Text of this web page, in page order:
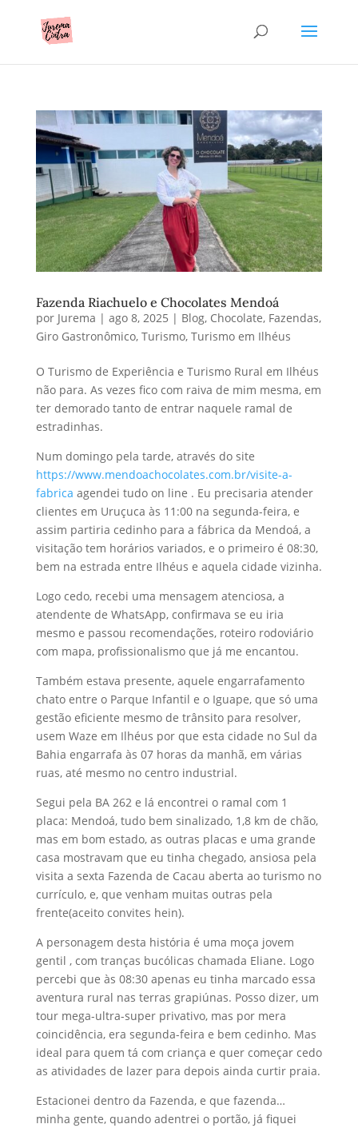
Fazenda Riachuelo e Chocolates Mendoá
por Jurema | ago 8, 2025 | Blog, Chocolate, Fazendas,
Giro Gastronômico, Turismo, Turismo em Ilhéus
O Turismo de Experiência e Turismo Rural em Ilhéus
não para. As vezes fico com raiva de mim mesma, em
ter demorado tanto de entrar naquele ramal de
estradinhas.
Num domingo pela tarde, através do site
https://www.mendoachocolates.com.br/visite-a-
fabrica agendei tudo on line . Eu precisaria atender
clientes em Uruçuca às 11:00 na segunda-feira, e
assim partiria cedinho para a fábrica da Mendoá, a
visitação tem horários variados, e o primeiro é 08:30,
bem na estrada entre Ilhéus e aquela cidade vizinha.
Logo cedo, recebi uma mensagem atenciosa, a
atendente de WhatsApp, confirmava se eu iria
mesmo e passou recomendações, roteiro rodoviário
com mapa, profissionalismo que já me encantou.
Também estava presente, aquele engarrafamento
chato entre o Parque Infantil e o Iguape, que só uma
gestão eficiente mesmo de trânsito para resolver,
usem Waze em Ilhéus por que esta cidade no Sul da
Bahia engarrafa às 07 horas da manhã, em várias
ruas, até mesmo no centro industrial.
Segui pela BA 262 e lá encontrei o ramal com 1
placa: Mendoá, tudo bem sinalizado, 1,8 km de chão,
mas em bom estado, as outras placas e uma grande
casa mostravam que eu tinha chegado, ansiosa pela
visita a sexta Fazenda de Cacau aberta ao turismo no
currículo, e, que venham muitas outras pela
frente(aceito convites hein).
A personagem desta história é uma moça jovem
gentil , com tranças bucólicas chamada Eliane. Logo
percebi que às 08:30 apenas eu tinha marcado essa
aventura rural nas terras grapiúnas. Posso dizer, um
tour mega-ultra-super privativo, mas por mera
coincidência, era segunda-feira e bem cedinho. Mas
ideal para quem tá com criança e quer começar cedo
as atividades de lazer para depois ainda curtir praia.
Estacionei dentro da Fazenda, e que fazenda…
minha gente, quando adentrei o portão, já fiquei